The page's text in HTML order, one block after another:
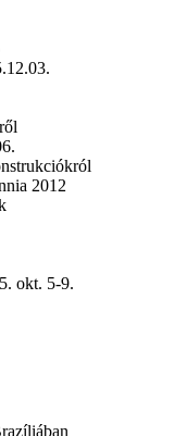
2012
okt. 5-9.